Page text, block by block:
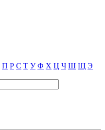
П Р С Т У Ф Х Ц Ч Ш Щ Э